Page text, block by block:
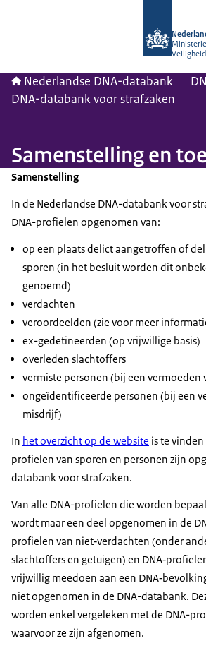
Veiligheid
Nederlandse DNA-databank
DNA-databank voor strafzaken
Samenstelling en
Samenstelling
In de Nederlandse DNA-databank voor
DNA-profielen opgenomen van:
op een plaats delict aangetroffen of
sporen (in het besluit worden dit
genoemd)
verdachten
veroordeelden (zie voor meer
ex-gedetineerden (op vrijwillige basis)
overleden slachtoffers
vermiste personen (bij een vermoeden
ongeïdentificeerde personen (bij een
misdrijf)
In het overzicht op de website is te
profielen van sporen en personen zijn
databank voor strafzaken.
Van alle DNA-profielen die worden
wordt maar een deel opgenomen in de
profielen van niet‑verdachten (onder
slachtoffers en getuigen) en
vrijwillig meedoen aan een
niet opgenomen in de DNA-databank.
worden enkel vergeleken met de DNA-
waarvoor ze zijn afgenomen.